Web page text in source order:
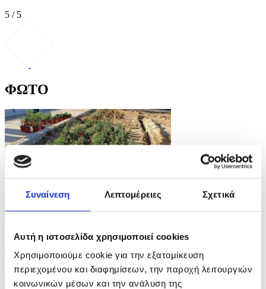
Συναίνεση Λεπτομέρειες Σχετικά
Αυτή η ιστοσελίδα χρησιμοποιεί cookies
Χρησιμοποιούμε cookie για την εξατομίκευση
περιεχομένου και διαφημίσεων, την παροχή λειτουργιών
κοινωνικών μέσων και την ανάλυση της
5 / 5
ΦΩΤΟ
7 Φωτογραφίες
Εξωραϊσμός σχολικών αυλών στην Αθήνα
ID: 10698747